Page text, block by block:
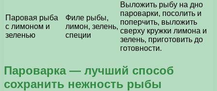
Паровая рыба
с лимоном и
зеленью
Филе рыбы,
лимон, зелень,
специи
Выложить рыбу на дно
пароварки, посолить и
поперчить, выложить
сверху кружки лимона и
зелень, приготовить до
готовности.
Пароварка — лучший способ
сохранить нежность рыбы